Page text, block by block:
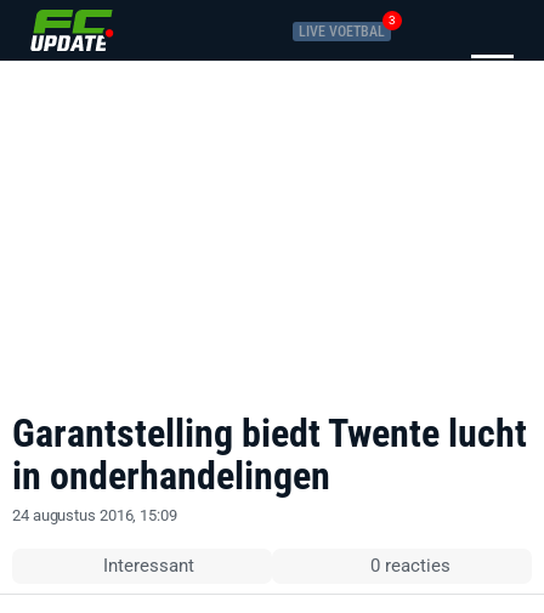
LIVE VOETBAL
3
Garantstelling biedt Twente lucht
in onderhandelingen
24 augustus 2016, 15:09
Interessant 0 reacties